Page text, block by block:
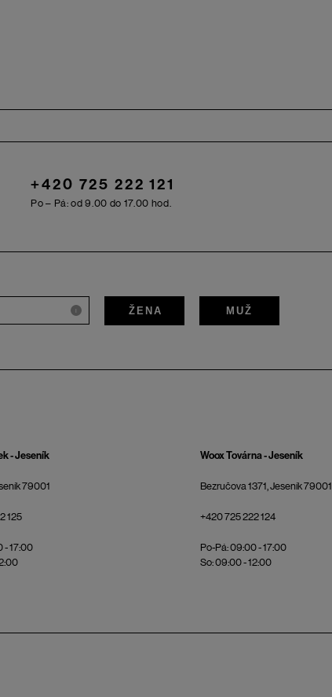
+420 725 222 121
Po – Pá: od 9.00 do 17.00 hod.
i ŽENA MUŽ
- Jeseník
79001
125
- 17:00
Woox Továrna - Jeseník
Bezručova 1371, Jeseník 79001
+420 725 222 124
Po-Pá: 09:00 - 17:00
So: 09:00 - 12:00